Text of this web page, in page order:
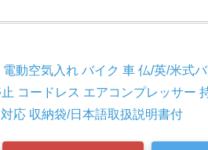
動空気入れ バイク 車 仏/英/米式
コードレス エアコンプレッサー
応 収納袋/日本語取扱説明書付